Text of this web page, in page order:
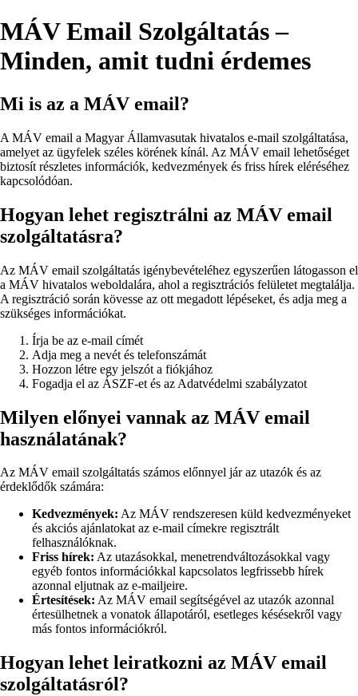
MÁV Email Szolgáltatás –
Minden, amit tudni érdemes
Mi is az a MÁV email?
A MÁV email a Magyar Államvasutak hivatalos e-mail szolgáltatása,
amelyet az ügyfelek széles körének kínál. Az MÁV email lehetőséget
biztosít részletes információk, kedvezmények és friss hírek eléréséhez
kapcsolódóan.
Hogyan lehet regisztrálni az MÁV email
szolgáltatásra?
Az MÁV email szolgáltatás igénybevételéhez egyszerűen látogasson el
a MÁV hivatalos weboldalára, ahol a regisztrációs felületet megtalálja.
A regisztráció során kövesse az ott megadott lépéseket, és adja meg a
szükséges információkat.
Írja be az e-mail címét
Adja meg a nevét és telefonszámát
Hozzon létre egy jelszót a fiókjához
Fogadja el az ÁSZF-et és az Adatvédelmi szabályzatot
Milyen előnyei vannak az MÁV email
használatának?
Az MÁV email szolgáltatás számos előnnyel jár az utazók és az
érdeklődők számára:
Kedvezmények: Az MÁV rendszeresen küld kedvezményeket
és akciós ajánlatokat az e-mail címekre regisztrált
felhasználóknak.
Friss hírek: Az utazásokkal, menetrendváltozásokkal vagy
egyéb fontos információkkal kapcsolatos legfrissebb hírek
azonnal eljutnak az e-mailjeire.
Értesítések: Az MÁV email segítségével az utazók azonnal
értesülhetnek a vonatok állapotáról, esetleges késésekről vagy
más fontos információkról.
Hogyan lehet leiratkozni az MÁV email
szolgáltatásról?